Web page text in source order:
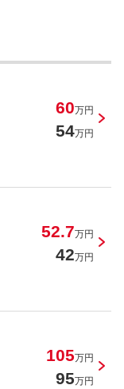
ンダードＳＡＩ
60万円
54万円
52.7万円
42万円
105万円
95万円